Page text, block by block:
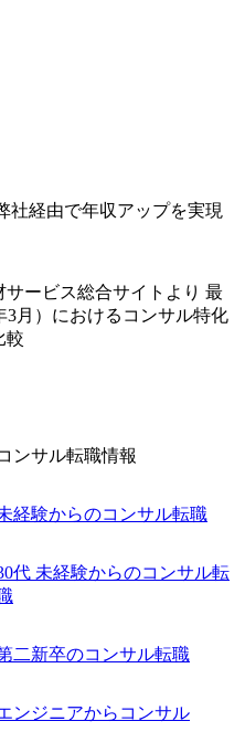
社経由で年収アップを実現
ービス総合サイトより 最
3月）におけるコンサル特化
較
ンサル転職情報
経験からのコンサル転職
代 未経験からのコンサル転
二新卒のコンサル転職
ンジニアからコンサル